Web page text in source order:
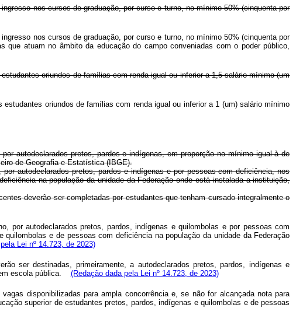
nos cursos de graduação, por curso e turno, no mínimo 50% (cinquenta por
nos cursos de graduação, por curso e turno, no mínimo 50% (cinquenta por
atuam no âmbito da educação do campo conveniadas com o poder público,
oriundos de famílias com renda igual ou inferior a 1,5 salário-mínimo (um
oriundos de famílias com renda igual ou inferior a 1 (um) salário mínimo
autodeclarados pretos, pardos e indígenas, em proporção no mínimo igual à de
de Geografia e Estatística (IBGE).
autodeclarados pretos, pardos e indígenas e por pessoas com deficiência, nos
na população da unidade da Federação onde está instalada a instituição,
deverão ser completadas por estudantes que tenham cursado integralmente o
por autodeclarados pretos, pardos, indígenas e quilombolas e por pessoas com
e de pessoas com deficiência na população da unidade da Federação
Lei nº 14.723, de 2023)
ser destinadas, primeiramente, a autodeclarados pretos, pardos, indígenas e
escola pública.
(Redação dada pela Lei nº 14.723, de 2023)
disponibilizadas para ampla concorrência e, se não for alcançada nota para
superior de estudantes pretos, pardos, indígenas e quilombolas e de pessoas